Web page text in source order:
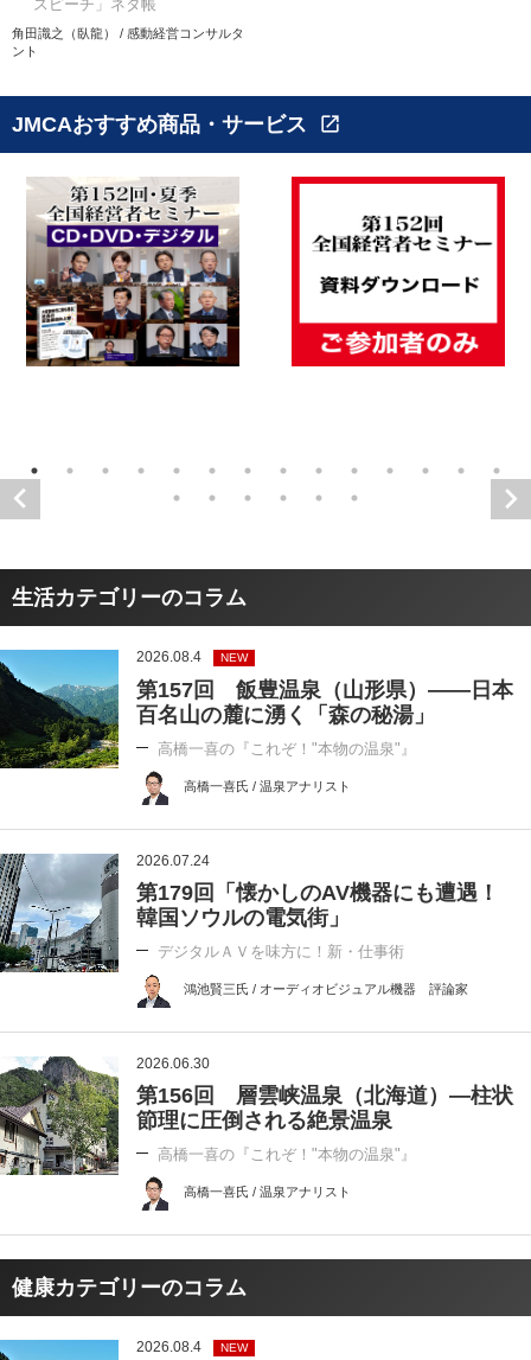
スピーチ」ネタ帳
角田識之（臥龍） / 感動経営コンサルタ
ント
JMCAおすすめ商品・サービス open_in_new
生活カテゴリーのコラム
2026.08.4 NEW
第157回 飯豊温泉（山形県）――日本
百名山の麓に湧く「森の秘湯」
高橋一喜の『これぞ！"本物の温泉"』
高橋一喜氏 / 温泉アナリスト
2026.07.24
第179回「懐かしのAV機器にも遭遇！
韓国ソウルの電気街」
デジタルＡＶを味方に！新・仕事術
鴻池賢三氏 / オーディオビジュアル機器 評論家
2026.06.30
第156回 層雲峡温泉（北海道）―柱状
節理に圧倒される絶景温泉
高橋一喜の『これぞ！"本物の温泉"』
高橋一喜氏 / 温泉アナリスト
健康カテゴリーのコラム
2026.08.4 NEW